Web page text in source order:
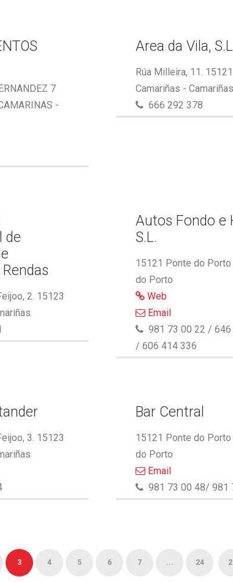
7
-
Area da Vila, S.L
Rúa Milleira, 11. 15121
Camariñas - Camariñas
666 292 378
de
2. 15123
Autos Fondo e
S.L.
15121 Ponte do
do Porto
Web
Email
981 73 00 22 / 646
/ 606 414 336
3. 15123
Bar Central
15121 Ponte do
do Porto
Email
981 73 00 48/ 981
3 4 5 6 7 ... 24